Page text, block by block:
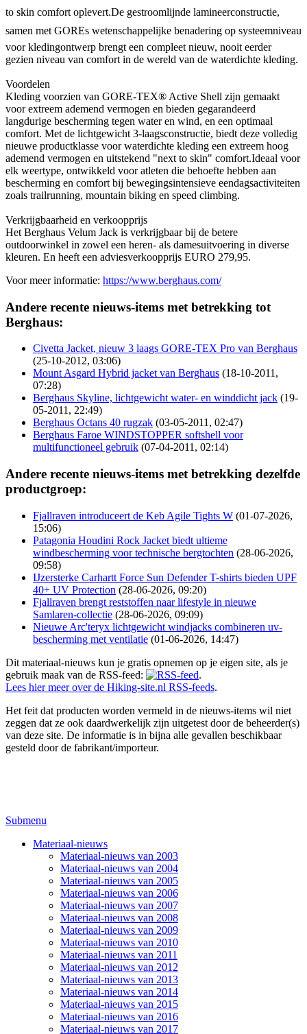
to skin comfort oplevert.De gestroomlijnde lamineerconstructie,
samen met GOREs wetenschappelijke benadering op systeemniveau
voor kledingontwerp brengt een compleet nieuw, nooit eerder
gezien niveau van comfort in de wereld van de waterdichte kleding.
Voordelen
Kleding voorzien van GORE-TEX® Active Shell zijn gemaakt
voor extreem ademend vermogen en bieden gegarandeerd
langdurige bescherming tegen water en wind, en een optimaal
comfort. Met de lichtgewicht 3-laagsconstructie, biedt deze volledig
nieuwe productklasse voor waterdichte kleding een extreem hoog
ademend vermogen en uitstekend "next to skin" comfort.Ideaal voor
elk weertype, ontwikkeld voor atleten die behoefte hebben aan
bescherming en comfort bij bewegingsintensieve eendagsactiviteiten
zoals trailrunning, mountain biking en speed climbing.
Verkrijgbaarheid en verkoopprijs
Het Berghaus Velum Jack is verkrijgbaar bij de betere
outdoorwinkel in zowel een heren- als damesuitvoering in diverse
kleuren. En heeft een adviesverkoopprijs EURO 279,95.
Voor meer informatie: https://www.berghaus.com/
Andere recente nieuws-items met betrekking tot
Berghaus:
Civetta Jacket, nieuw 3 laags GORE-TEX Pro van Berghaus
(25-10-2012, 03:06)
Mount Asgard Hybrid jacket van Berghaus (18-10-2011,
07:28)
Berghaus Skyline, lichtgewicht water- en winddicht jack (19-
05-2011, 22:49)
Berghaus Octans 40 rugzak (03-05-2011, 02:47)
Berghaus Faroe WINDSTOPPER softshell voor
multifunctioneel gebruik (07-04-2011, 02:14)
Andere recente nieuws-items met betrekking dezelfde
productgroep:
Fjallraven introduceert de Keb Agile Tights W (01-07-2026,
15:06)
Patagonia Houdini Rock Jacket biedt ultieme
windbescherming voor technische bergtochten (28-06-2026,
09:58)
IJzersterke Carhartt Force Sun Defender T-shirts bieden UPF
40+ UV Protection (28-06-2026, 09:20)
Fjallraven brengt reststoffen naar lifestyle in nieuwe
Samlaren-collectie (28-06-2026, 09:09)
Nieuwe Arc'teryx lichtgewicht windjacks combineren uv-
bescherming met ventilatie (01-06-2026, 14:47)
Dit materiaal-nieuws kun je gratis opnemen op je eigen site, als je
gebruik maak van de RSS-feed:
.
Lees hier meer over de Hiking-site.nl RSS-feeds.
Het feit dat producten worden vermeld in de nieuws-items wil niet
zeggen dat ze ook daardwerkelijk zijn uitgetest door de beheerder(s)
van deze site. De informatie is in bijna alle gevallen beschikbaar
gesteld door de fabrikant/importeur.
Submenu
Materiaal-nieuws
Materiaal-nieuws van 2003
Materiaal-nieuws van 2004
Materiaal-nieuws van 2005
Materiaal-nieuws van 2006
Materiaal-nieuws van 2007
Materiaal-nieuws van 2008
Materiaal-nieuws van 2009
Materiaal-nieuws van 2010
Materiaal-nieuws van 2011
Materiaal-nieuws van 2012
Materiaal-nieuws van 2013
Materiaal-nieuws van 2014
Materiaal-nieuws van 2015
Materiaal-nieuws van 2016
Materiaal-nieuws van 2017